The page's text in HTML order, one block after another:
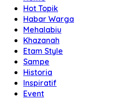
Hot Topik
Habar Warga
Mehalabiu
Khazanah
Etam Style
Sampe
Historia
Inspiratif
Event